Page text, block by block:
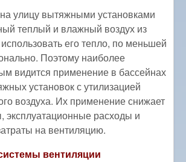
улицу вытяжными установками
теплый и влажный воздух из
его тепло, по меньшей
Поэтому наиболее
видится применение в бассейнах
установок с утилизацией
воздуха. Их применение снижает
эксплуатационные расходы и
на вентиляцию.
вентиляции